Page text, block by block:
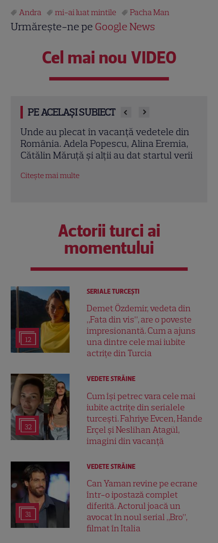
Andra mi-ai luat mintile Pacha Man
Urmărește-ne pe Google News
Cel mai nou VIDEO
PE ACELAȘI SUBIECT
Cătălin Măruță, vacanță de vis cu Andra
și copiii. Destinația exotică unde familia
a pus totul pe pauză
Citește mai multe
Actorii turci ai
momentului
12
SERIALE TURCEŞTI
Demet Özdemir, vedeta din
„Fata din vis”, are o poveste
impresionantă. Cum a ajuns
una dintre cele mai iubite
actrițe din Turcia
32
VEDETE STRĂINE
Cum își petrec vara cele mai
iubite actrițe din serialele
turcești. Fahriye Evcen, Hande
Erçel și Neslihan Atagül,
imagini din vacanță
31
VEDETE STRĂINE
Can Yaman revine pe ecrane
într-o ipostază complet
diferită. Actorul joacă un
avocat în noul serial „Bro”,
filmat în Italia